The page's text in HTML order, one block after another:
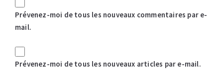
Prévenez-moi de tous les nouveaux commentaires par e-
mail.
Prévenez-moi de tous les nouveaux articles par e-mail.